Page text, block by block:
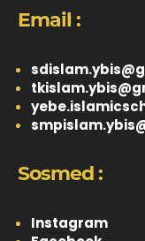
Email :
Sosmed :
Instagram